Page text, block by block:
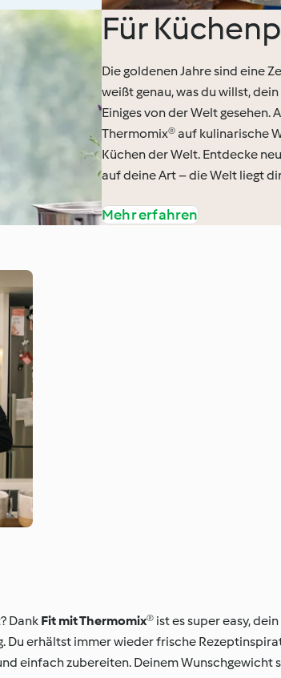
Für
Die goldenen Jahre sind eine
weißt genau, was du willst,
Einiges von der Welt gesehen.
Thermomix® auf kulinarische
Küchen der Welt. Entdecke
auf deine Art – die Welt liegt
Mehr erfahren
Dank Fit mit Thermomix® ist es super easy,
erhältst immer wieder frische
einfach zubereiten. Deinem Wunschgewicht